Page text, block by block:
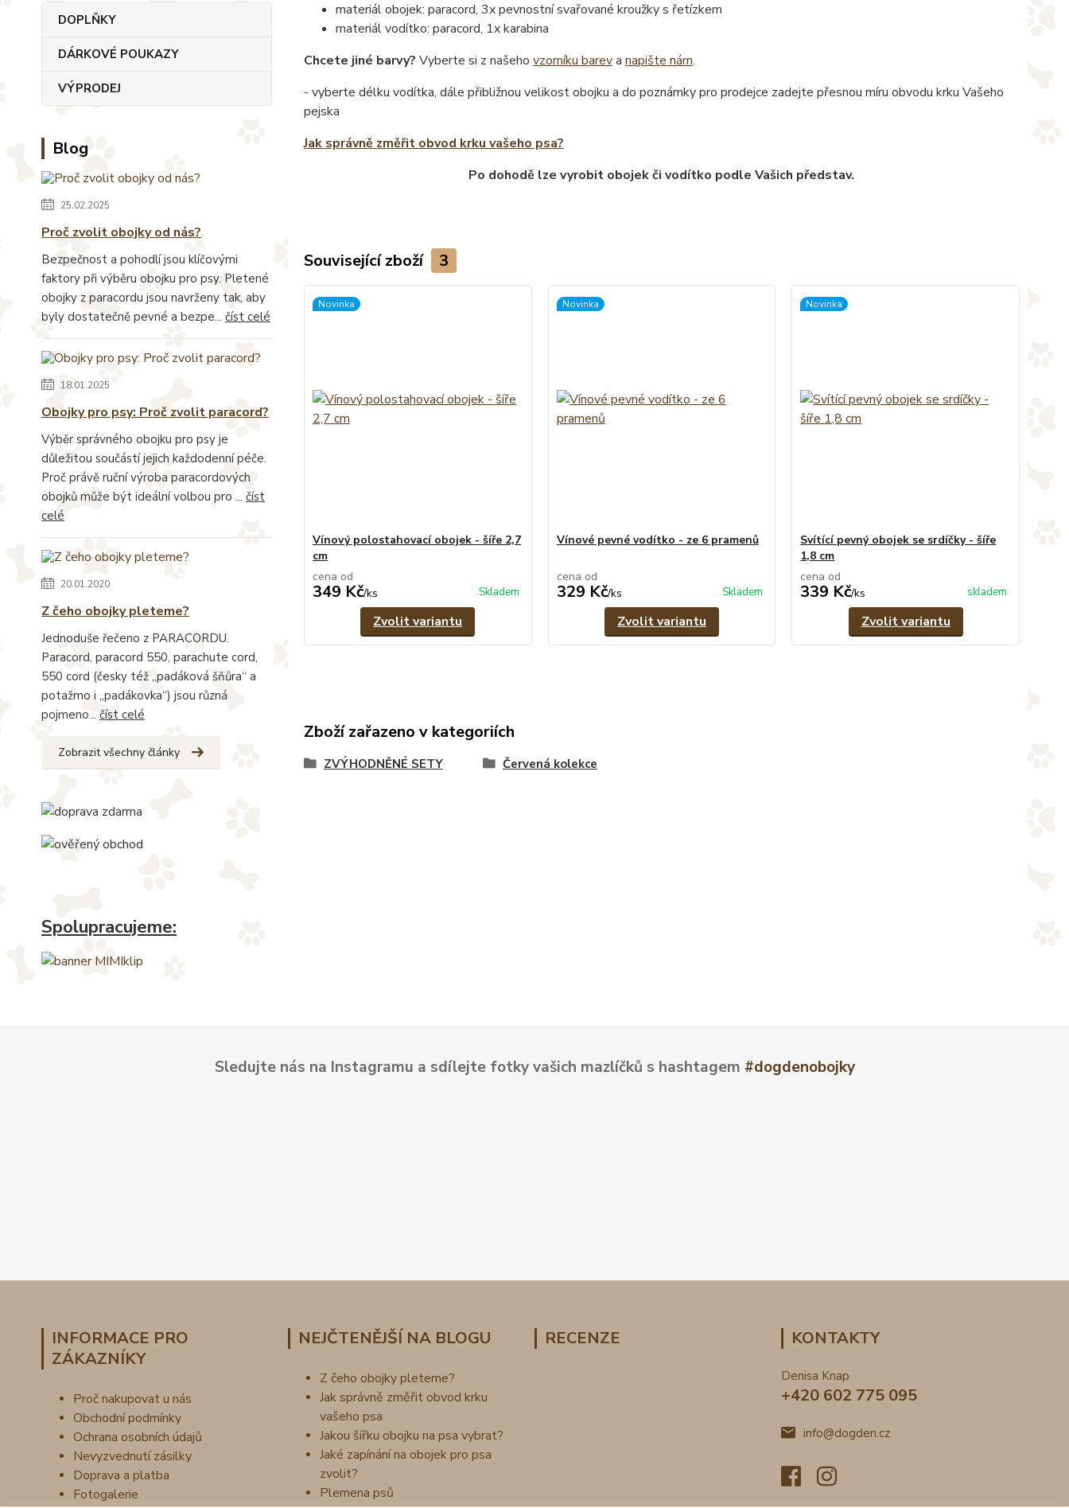
DOPLŇKY
DÁRKOVÉ POUKAZY
VÝPRODEJ
Blog
25.02.2025
Proč zvolit obojky od nás?
Bezpečnost a pohodlí jsou klíčovými
faktory při výběru obojku pro psy. Pletené
obojky z paracordu jsou navrženy tak, aby
byly dostatečně pevné a bezpe... číst celé
18.01.2025
Obojky pro psy: Proč zvolit paracord?
Výběr správného obojku pro psy je
důležitou součástí jejich každodenní péče.
Proč právě ruční výroba paracordových
obojků může být ideální volbou pro ... číst
celé
20.01.2020
Z čeho obojky pleteme?
Jednoduše řečeno z PARACORDU.
Paracord, paracord 550, parachute cord,
550 cord (česky též „padáková šňůra“ a
potažmo i „padákovka“) jsou různá
pojmeno... číst celé
Zobrazit všechny články
Spolupracujeme:
materiál obojek: paracord, 3x pevnostní svařované kroužky s řetízkem
materiál vodítko: paracord, 1x karabina
Chcete jiné barvy? Vyberte si z našeho vzorníku bareva napište nám.
- vyberte délku vodítka, dále přibližnou velikost obojku a do poznámky pro prodejce zadejte přesnou míru obvodu krku Vašeho
pejska
Jak správně změřit obvod krku vašeho psa?
Po dohodě lze vyrobit obojek či vodítko podle Vašich představ.
Související zboží 3
Novinka
Vínový polostahovací obojek - šíře 2,7
cm
cena od
349 Kč/ks Skladem
Zvolit variantu
Novinka
Vínové pevné vodítko - ze 6 pramenů
cena od
329 Kč/ks Skladem
Zvolit variantu
Novinka
Svítící pevný obojek se srdíčky - šíře
1,8 cm
cena od
339 Kč/ks skladem
Zvolit variantu
Zboží zařazeno v kategoriích
ZVÝHODNĚNÉ SETY Červená kolekce
Sledujte nás na Instagramu a sdílejte fotky vašich mazlíčků s hashtagem #dogdenobojky
INFORMACE PRO
ZÁKAZNÍKY
Proč nakupovat u nás
Obchodní podmínky
Ochrana osobních údajů
Nevyzvednutí zásilky
Doprava a platba
Fotogalerie
NEJČTENĚJŠÍ NA BLOGU
Z čeho obojky pleteme?
Jak správně změřit obvod krku
vašeho psa
Jakou šířku obojku na psa vybrat?
Jaké zapínání na obojek pro psa
zvolit?
Plemena psů
RECENZE KONTAKTY
Denisa Knap
+420 602 775 095
info@dogden.cz